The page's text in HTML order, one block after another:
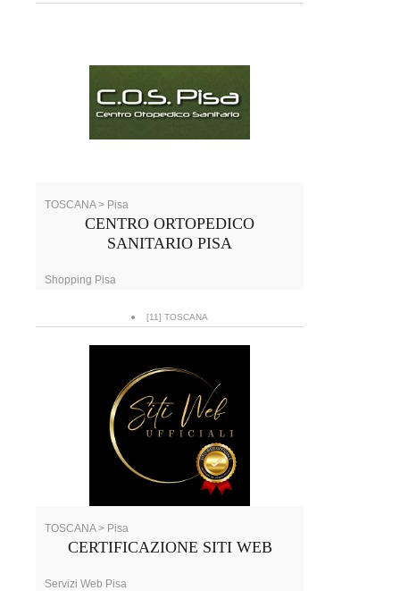
TOSCANA > Pisa
CENTRO ORTOPEDICO
SANITARIO PISA
Shopping Pisa
[11] TOSCANA
TOSCANA > Pisa
CERTIFICAZIONE SITI WEB
Servizi Web Pisa